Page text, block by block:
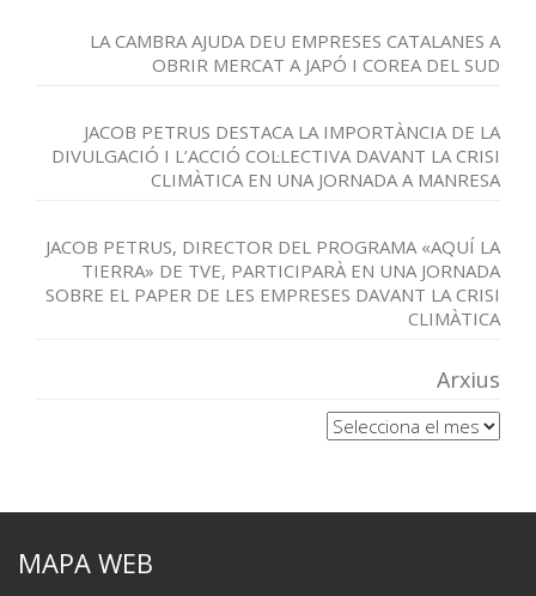
LA CAMBRA AJUDA DEU EMPRESES CATALANES A
OBRIR MERCAT A JAPÓ I COREA DEL SUD
JACOB PETRUS DESTACA LA IMPORTÀNCIA DE LA
DIVULGACIÓ I L’ACCIÓ COL·LECTIVA DAVANT LA CRISI
CLIMÀTICA EN UNA JORNADA A MANRESA
JACOB PETRUS, DIRECTOR DEL PROGRAMA «AQUÍ LA
TIERRA» DE TVE, PARTICIPARÀ EN UNA JORNADA
SOBRE EL PAPER DE LES EMPRESES DAVANT LA CRISI
CLIMÀTICA
Arxius
Arxius
MAPA WEB